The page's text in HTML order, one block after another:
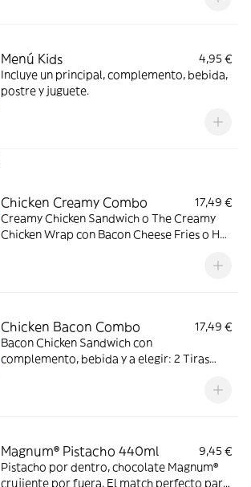
Menú Kids
4,95 €
Incluye un principal, complemento, bebida,
postre y juguete.
Chicken Creamy Combo
17,49 €
Creamy Chicken Sandwich o The Creamy
Chicken Wrap con Bacon Cheese Fries o Hot
Chicken Bacon Combo
17,49 €
Bacon Chicken Sandwich con
complemento, bebida y a elegir: 2 Tiras
Nuggets. Ideal para los que creen que todo
Magnum® Pistacho 440ml
9,45 €
Pistacho por dentro, chocolate Magnum®
crujiente por fuera. El match perfecto para